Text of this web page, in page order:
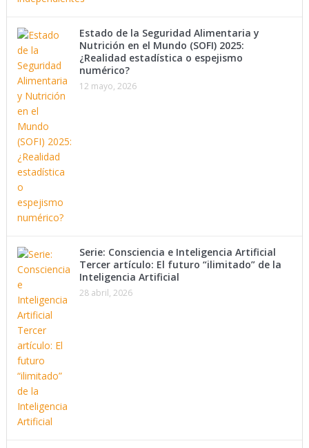
Estado de la Seguridad Alimentaria y
Nutrición en el Mundo (SOFI) 2025:
¿Realidad estadística o espejismo
numérico?
12 mayo, 2026
Serie: Consciencia e Inteligencia Artificial
Tercer artículo: El futuro “ilimitado” de la
Inteligencia Artificial
28 abril, 2026